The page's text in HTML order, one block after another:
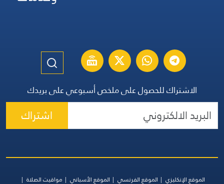
الاشتراك للحصول على ملخص أسبوعي على بريدك
اشتراك
الموقع الإنكليزي الموقع الفرنسي الموقع الأسباني مواقيت الصلاة